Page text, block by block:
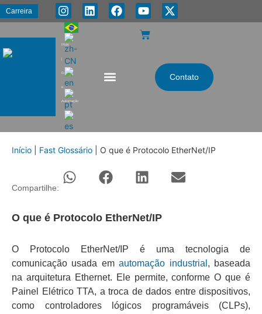
Carreira
PMA
|
Energia
e
Automação
Contato
Início Fast Glossário O que é Protocolo EtherNet/IP
Compartilhe:
O que é Protocolo EtherNet/IP
O Protocolo EtherNet/IP é uma tecnologia de
comunicação usada emautomação industrial , baseada
na arquitetura Ethernet. Ele permite, conforme O que é
Painel Elétrico TTA, a troca de dados entre dispositivos,
como controladores lógicos programáveis (CLPs),